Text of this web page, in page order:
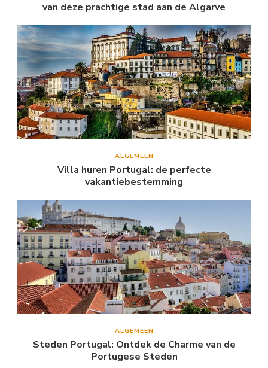
van deze prachtige stad aan de Algarve
ALGEMEEN
Villa huren Portugal: de perfecte
vakantiebestemming
ALGEMEEN
Steden Portugal: Ontdek de Charme van de
Portugese Steden